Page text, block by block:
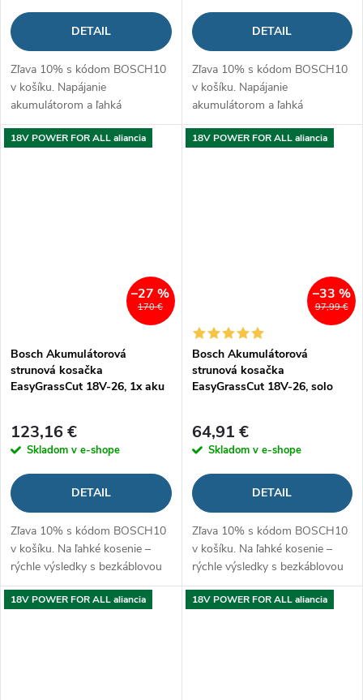
DETAIL
Zľava 10% s kódom BOSCH10
v košíku. Napájanie
akumulátorom a ľahká
manipulácia podporujú krásu
záhrady bez starostí
DETAIL
Zľava 10% s kódom BOSCH10
v košíku. Napájanie
akumulátorom a ľahká
manipulácia podporujú krásu
záhrady bez starostí
18V POWER FOR ALL aliancia
170 €
–27 %
Bosch Akumulátorová
strunová kosačka
EasyGrassCut 18V-26, 1x aku
123,16 €
Skladom v e-shope
DETAIL
Zľava 10% s kódom BOSCH10
v košíku. Na ľahké kosenie –
rýchle výsledky s bezkáblovou
voľnosťou
18V POWER FOR ALL aliancia
97,99 €
–33 %
Bosch Akumulátorová
strunová kosačka
EasyGrassCut 18V-26, solo
64,91 €
Skladom v e-shope
DETAIL
Zľava 10% s kódom BOSCH10
v košíku. Na ľahké kosenie –
rýchle výsledky s bezkáblovou
voľnosťou
18V POWER FOR ALL aliancia 18V POWER FOR ALL aliancia